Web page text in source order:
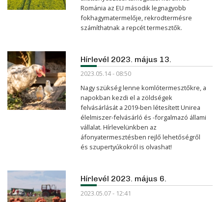
Románia az EU második legnagyobb
fokhagymatermelője, rekrodtermésre
számíthatnak a repcét termesztők.
Hírlevél 2023. május 13.
2023.05.14 - 08:50
Nagy szükség lenne komlótermesztőkre, a
napokban kezdi el a zöldségek
felvásárlását a 2019-ben létesített Unirea
élelmiszer-felvásárló és -forgalmazó állami
vállalat. Hírlevelünkben az
áfonyatermesztésben rejlő lehetőségről
és szupertyúkokról is olvashat!
Hírlevél 2023. május 6.
2023.05.07 - 12:41